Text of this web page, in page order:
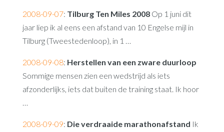
2008-09-07: Tilburg Ten Miles 2008Op 1 juni dit
jaar liep ik al eens een afstand van 10 Engelse mijl in
Tilburg (Tweestedenloop), in 1 …
2008-09-08: Herstellen van een zware duurloop
Sommige mensen zien een wedstrijd als iets
afzonderlijks, iets dat buiten de training staat. Ik hoor
…
2008-09-09: Die verdraaide marathonafstand Ik